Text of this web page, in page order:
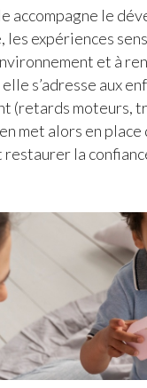
accompagne le
expériences
et à
elle s’adresse aux
(retards moteurs,
met alors en
la